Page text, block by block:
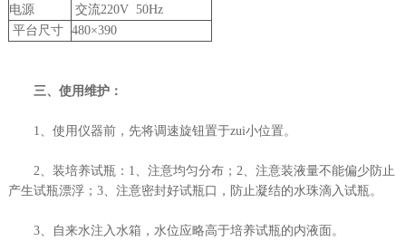
电源
交流220V 50Hz
平台尺寸
480×390
三、使用维护：
1、使用仪器前，先将调速旋钮置于zui小位置。
2、装培养试瓶：1、注意均匀分布；2、注意装液量不能偏少防止
产生试瓶漂浮；3、注意密封好试瓶口，防止凝结的水珠滴入试瓶。
3、自来水注入水箱，水位应略高于培养试瓶的内液面。